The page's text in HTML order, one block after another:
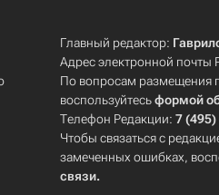
Главный редактор:
Адрес электронной почты
По вопросам размещения
воспользуйтесьформой
Телефон Редакции:7 (495)
Чтобы связаться с
замеченных ошибках,
связи.